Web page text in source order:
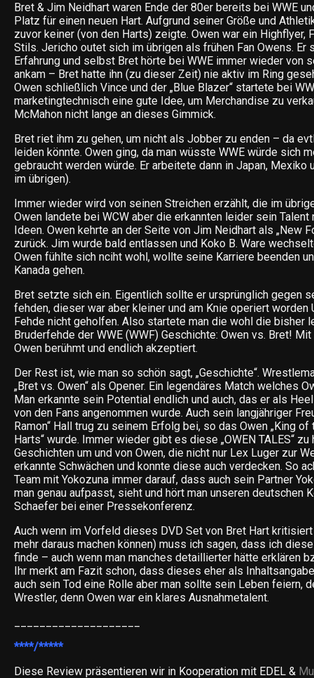
Bret & Jim Neidhart waren Ende der 80er bereits bei WWE
Platz für einen neuen Hart. Aufgrund seiner Größe und
zuvor keiner (von den Harts) zeigte. Owen war ein Highflyer,
Stils. Jericho outet sich im übrigen als frühen Fan Owens. Er
Erfahrung und selbst Bret hörte bei WWE immer wieder von
ankam – Bret hatte ihn (zu dieser Zeit) nie aktiv im Ring
Owen schließlich Vince und der „Blue Blazer“ startete bei
marketingtechnisch eine gute Idee, um Merchandise zu
McMahon nicht lange an dieses Gimmick.
Bret riet ihm zu gehen, um nicht als Jobber zu enden – da
leiden könnte. Owen ging, da man wüsste WWE würde sich
gebraucht werden würde. Er arbeitete dann in Japan, Mexiko
im übrigen).
Immer wieder wird von seinen Streichen erzählt, die im
Owen landete bei WCW aber die erkannten leider sein Talent
Ideen. Owen kehrte an der Seite von Jim Neidhart als „New
zurück. Jim wurde bald entlassen und Koko B. Ware
Owen fühlte sich nciht wohl, wollte seine Karriere beenden
Kanada gehen.
Bret setzte sich ein. Eigentlich sollte er ursprünglich gegen
fehden, dieser war aber kleiner und am Knie operiert worden
Fehde nicht geholfen. Also startete man die wohl die bisher
Bruderfehde der WWE (WWF) Geschichte: Owen vs. Bret!
Owen berühmt und endlich akzeptiert.
Der Rest ist, wie man so schön sagt, „Geschichte“.
„Bret vs. Owen“ als Opener. Ein legendäres Match welches
Man erkannte sein Potential endlich und auch, das er als
von den Fans angenommen wurde. Auch sein langjähriger
Ramon“ Hall trug zu seinem Erfolg bei, so das Owen „King of
Harts“ wurde. Immer wieder gibt es diese „OWEN TALES“
Geschichten um und von Owen, die nicht nur Lex Luger zur
erkannte Schwächen und konnte diese auch verdecken. So
Team mit Yokozuna immer darauf, dass auch sein Partner
man genau aufpasst, sieht und hört man unseren deutschen
Schaefer bei einer Pressekonferenz.
Auch wenn im Vorfeld dieses DVD Set von Bret Hart
mehr daraus machen können) muss ich sagen, dass ich
finde – auch wenn man manches detaillierter hätte erklären
Ihr merkt am Fazit schon, dass dieses eher als
auch sein Tod eine Rolle aber man sollte sein Leben feiern,
Wrestler, denn Owen war ein klares Ausnahmetalent.
****/*****
Diese Review präsentieren wir in Kooperation mit EDEL &